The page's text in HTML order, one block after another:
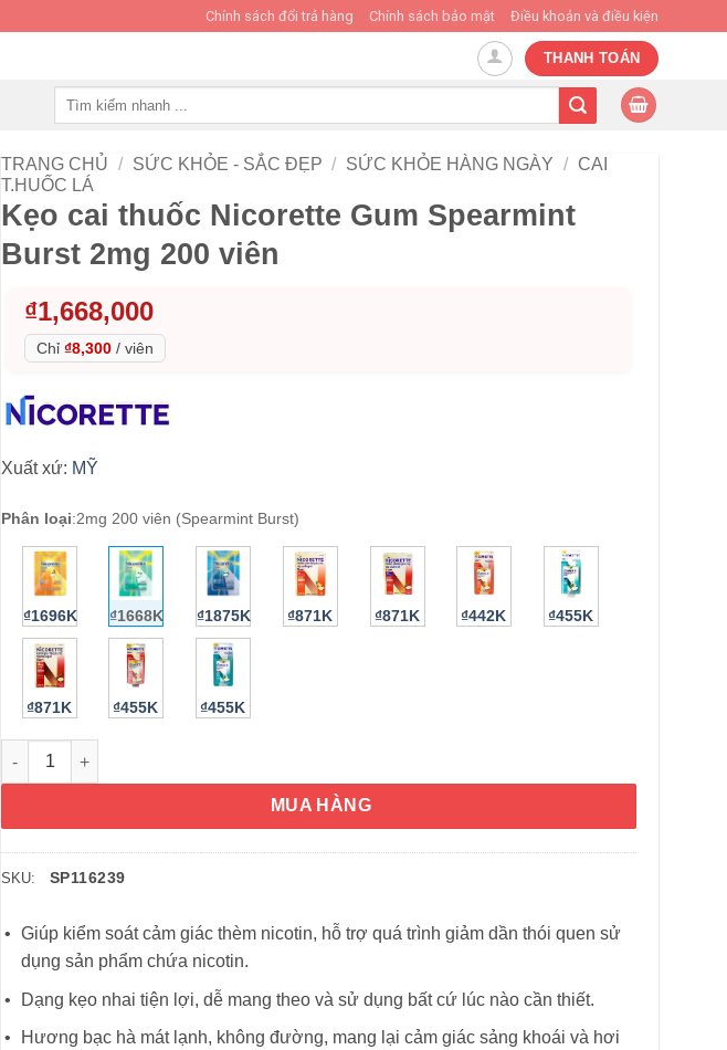
Chính sách đổi trả hàng Chính sách bảo mật Điều khoản và điều kiện
THANH TOÁN
TRANG CHỦ / SỨC KHỎE - SẮC ĐẸP / SỨC KHỎE HÀNG NGÀY / CAI
T.HUỐC LÁ
Kẹo cai thuốc Nicorette Gum Spearmint
Burst 2mg 200 viên
₫1,668,000
Chỉ ₫8,300 / viên
Xuất xứ: MỸ
Phân loại:2mg 200 viên (Spearmint Burst)
₫1696K ₫1668K ₫1875K ₫871K ₫871K ₫442K ₫455K
₫871K ₫455K ₫455K
Kẹo cai thuốc Nicorette Gum Spearmint Burst 2mg 200 viên số lượng
MUA HÀNG
SKU: SP116239
Giúp kiểm soát cảm giác thèm nicotin, hỗ trợ quá trình giảm dần thói quen sử
dụng sản phẩm chứa nicotin.
Dạng kẹo nhai tiện lợi, dễ mang theo và sử dụng bất cứ lúc nào cần thiết.
Hương bạc hà mát lạnh, không đường, mang lại cảm giác sảng khoái và hơi